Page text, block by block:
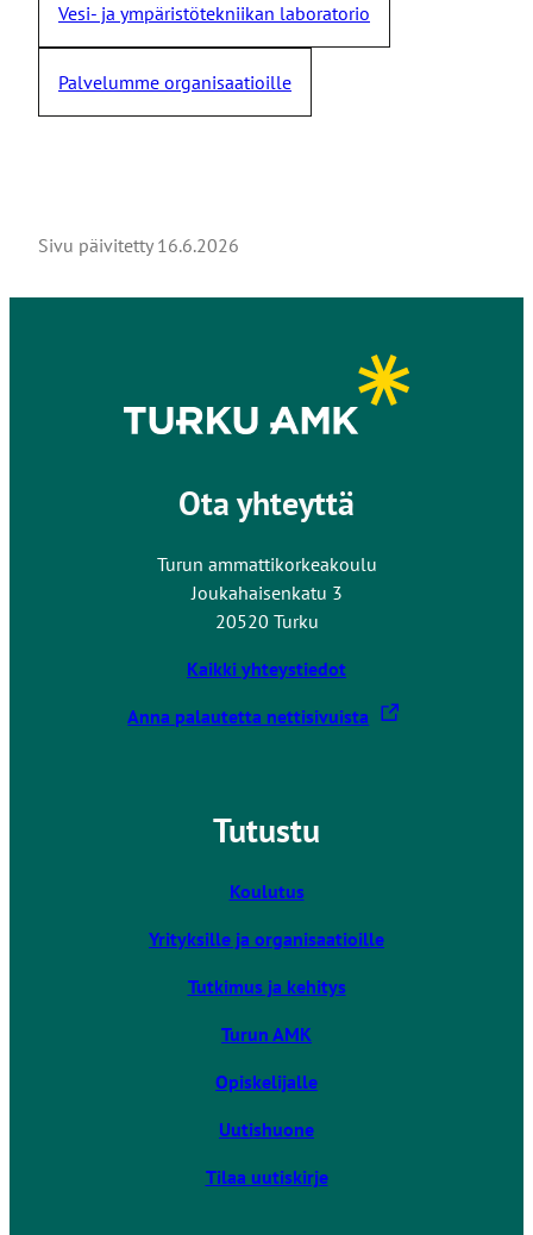
Vesi- ja ympäristötekniikan laboratorio
Palvelumme organisaatioille
Sivu päivitetty 16.6.2026
Ota yhteyttä
Turun ammattikorkeakoulu
Joukahaisenkatu 3
20520 Turku
Kaikki yhteystiedot
Anna palautetta nettisivuista
e
Tutustu
Koulutus
Yrityksille ja organisaatioille
Tutkimus ja kehitys
Turun AMK
Opiskelijalle
Uutishuone
Tilaa uutiskirje